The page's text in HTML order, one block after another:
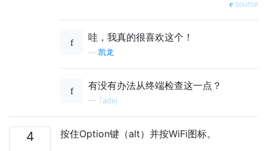
source
哇，我真的很喜欢这个！
凯龙
有没有办法从终端检查这一点？
— Tadej
4
按住Option键（alt）并按WiFi图标。